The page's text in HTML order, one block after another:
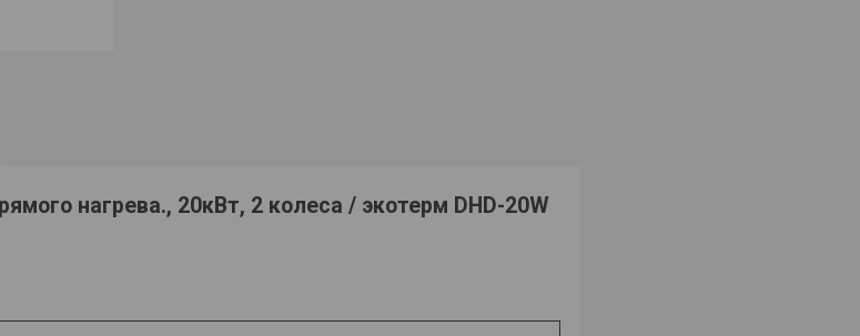
нагрева., 20кВт, 2 колеса / экотерм DHD-20W